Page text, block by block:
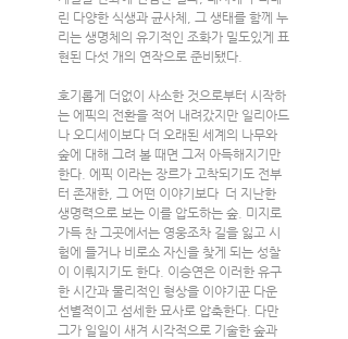
린 다양한 식생과 균사체, 그 생태를 함께 누
리는 생명체의 유기적인 조화가 밀도있게 표
현된 다섯 개의 연작으로 준비됐다.
호기롭게 더없이 사소한 것으로부터 시작하
는 에픽의 전환을 적어 내려갔지만 일리아드
나 오디세이보다 더 오래된 세계의 나무와
숲에 대해 그려 볼 때면 그저 아득해지기만
한다. 에픽 이라는 장르가 고착되기도 전부
터 존재한, 그 어떤 이야기보다  더 지난한
생명력으로 보는 이를 압도하는 숲. 미지로
가득 찬 그곳에서는 영웅조차 길을 잃고 시
험에 들거나 비로소 자신을 찾게 되는 성찰
이 이뤄지기도 한다. 이승연은 이러한 유구
한 시간과 물리적인 형상을 이야기꾼 다운
선별적이고 섬세한 묘사로 압축한다. 다만
그가 일일이 새겨 시각적으로 기술한 숲과